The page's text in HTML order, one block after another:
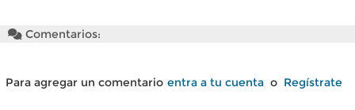
Comentarios:
Para agregar un comentario entra a tu cuenta o Regístrate